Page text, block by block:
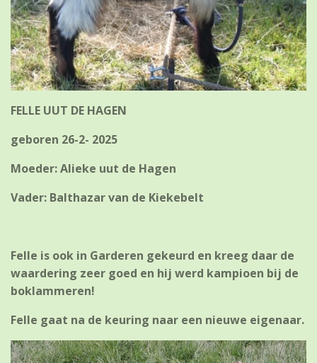
FELLE UUT DE HAGEN
geboren 26-2- 2025
Moeder: Alieke uut de Hagen
Vader: Balthazar van de Kiekebelt
Felle is ook in Garderen gekeurd en kreeg daar de
waardering zeer goed en hij werd kampioen bij de
boklammeren!
Felle gaat na de keuring naar een nieuwe eigenaar.